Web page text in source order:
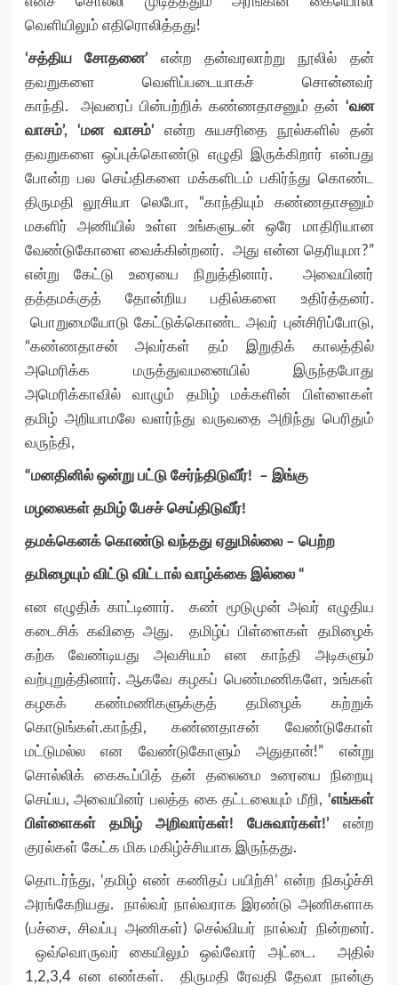
வெளியிலும் எதிரொலித்தது!
‘சத்திய சோதனை’ என்ற தன்வரலாற்று நூலில் தன்
தவறுகளை வெளிப்படையாகச் சொன்னவர்
காந்தி. அவரைப் பின்பற்றிக் கண்ணதாசனும் தன் ‘வன
வாசம்’, ‘மன வாசம்’ என்ற சுயசரிதை நூல்களில் தன்
தவறுகளை ஒப்புக்கொண்டு எழுதி இருக்கிறார் என்பது
போன்ற பல செய்திகளை மக்களிடம் பகிர்ந்து கொண்ட
திருமதி லூசியா லெபோ, “காந்தியும் கண்ணதாசனும்
மகளிர் அணியில் உள்ள உங்களுடன் ஒரே மாதிரியான
வேண்டுகோளை வைக்கின்றனர். அது என்ன தெரியுமா?”
என்று கேட்டு உரையை நிறுத்தினார். அவையினர்
தத்தமக்குத் தோன்றிய பதில்களை உதிர்த்தனர்.
பொறுமையோடு கேட்டுக்கொண்ட அவர் புன்சிரிப்போடு,
“கண்ணதாசன் அவர்கள் தம் இறுதிக் காலத்தில்
அமெரிக்க மருத்துவமனையில் இருந்தபோது
அமெரிக்காவில் வாழும் தமிழ் மக்களின் பிள்ளைகள்
தமிழ் அறியாமலே வளர்ந்து வருவதை அறிந்து பெரிதும்
வருந்தி,
“மனதினில் ஒன்று பட்டு சேர்ந்திடுவீர்! – இங்கு
மழலைகள் தமிழ் பேசச் செய்திடுவீர்!
தமக்கெனக் கொண்டு வந்தது ஏதுமில்லை – பெற்ற
தமிழையும் விட்டு விட்டால் வாழ்க்கை இல்லை “
என எழுதிக் காட்டினார். கண் மூடுமுன் அவர் எழுதிய
கடைசிக் கவிதை அது. தமிழ்ப் பிள்ளைகள் தமிழைக்
கற்க வேண்டியது அவசியம் என காந்தி அடிகளும்
வற்புறுத்தினார். ஆகவே கழகப் பெண்மணிகளே, உங்கள்
கழகக் கண்மணிகளுக்குத் தமிழைக் கற்றுக்
கொடுங்கள்.காந்தி, கண்ணதாசன் வேண்டுகோள்
மட்டுமல்ல என வேண்டுகோளும் அதுதான்!” என்று
சொல்லிக் கைகூப்பித் தன் தலைமை உரையை நிறையு
செய்ய, அவையினர் பலத்த கை தட்டலையும் மீறி, ‘எங்கள்
பிள்ளைகள் தமிழ் அறிவார்கள்! பேசுவார்கள்!’ என்ற
குரல்கள் கேட்க மிக மகிழ்ச்சியாக இருந்தது.
தொடர்ந்து, ‘தமிழ் எண் கணிதப் பயிற்சி’ என்ற நிகழ்ச்சி
அரங்கேறியது. நால்வர் நால்வராக இரண்டு அணிகளாக
(பச்சை, சிவப்பு அணிகள்) செல்வியர் நால்வர் நின்றனர்.
ஒவ்வொருவர் கையிலும் ஒவ்வோர் அட்டை. அதில்
1,2,3,4 என எண்கள். திருமதி ரேவதி தேவா நான்கு